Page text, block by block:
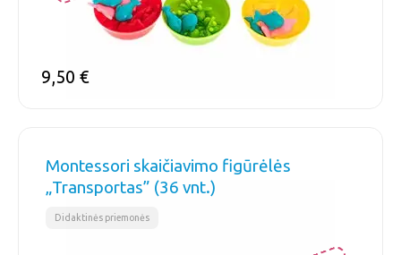
9,50 €
Montessori skaičiavimo figūrėlės
„Transportas” (36 vnt.)
Didaktinės priemonės